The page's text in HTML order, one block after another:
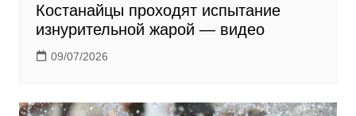
Костанайцы проходят испытание
изнурительной жарой — видео
09/07/2026